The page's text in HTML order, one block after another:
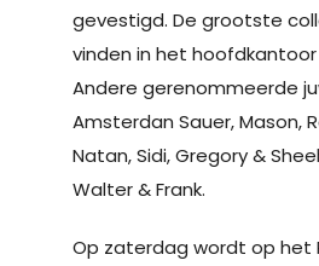
gevestigd. De grootste
vinden in het hoofdkantoor
Andere gerenommeerde
Amsterdan Sauer, Mason,
Natan, Sidi, Gregory &
Walter & Frank.
Op zaterdag wordt op het